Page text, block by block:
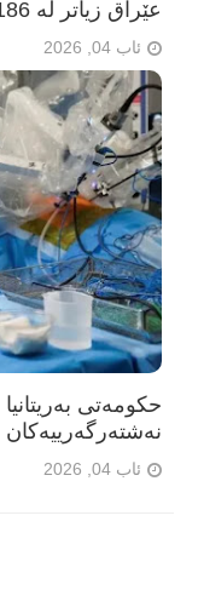
عێراق زیاتر لە 186 تریلیۆن دینار قەرزدارە
ئاب 04, 2026
ئاب 04, 2026